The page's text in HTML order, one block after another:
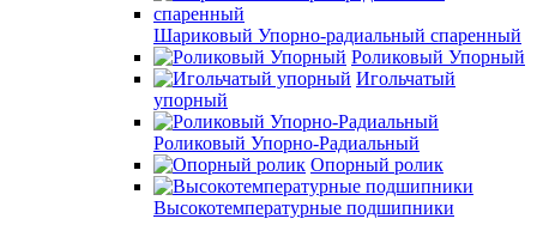
Шариковый Упорно-радиальный спаренный
Роликовый Упорный
Игольчатый
упорный
Роликовый Упорно-Радиальный
Опорный ролик
Высокотемпературные подшипники